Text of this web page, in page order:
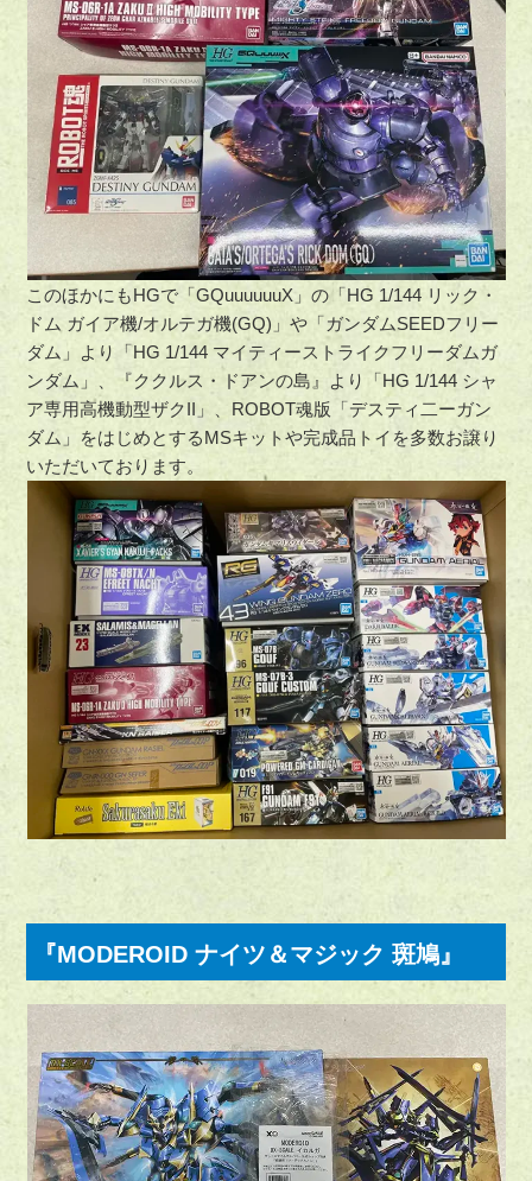
このほかにもHGで「GQuuuuuuX」の「HG 1/144 リック・
ドム ガイア機/オルテガ機(GQ)」や「ガンダムSEEDフリー
ダム」より「HG 1/144 マイティーストライクフリーダムガ
ンダム」、『ククルス・ドアンの島』より「HG 1/144 シャ
ア専用高機動型ザクII」、ROBOT魂版「デスティ二ーガン
ダム」をはじめとするMSキットや完成品トイを多数お譲り
いただいております。
『MODEROID ナイツ＆マジック 斑鳩』